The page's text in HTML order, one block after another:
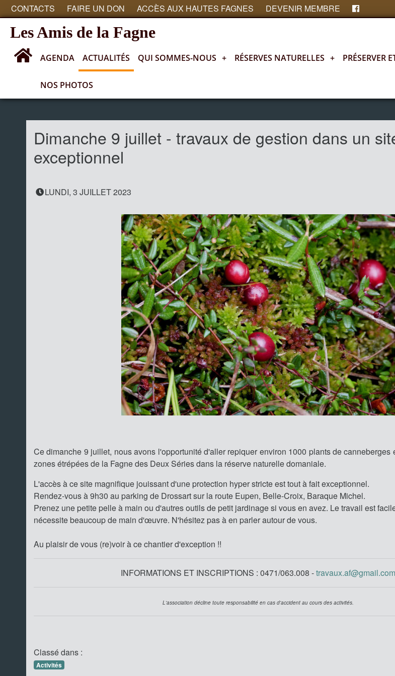
CONTACTS FAIRE UN DON ACCÈS AUX HAUTES FAGNES DEVENIR MEMBRE
Les Amis de la Fagne
AGENDA ACTUALITÉS QUI SOMMES-NOUS + RÉSERVES NATURELLES + PRÉSERVER
NOS PHOTOS
Actualités
Dimanche 9 juillet - travaux de gestion dans un
exceptionnel
LUNDI, 3 JUILLET 2023
Ce dimanche 9 juillet, nous avons l'opportunité d'aller repiquer environ 1000 plants de canneberges
zones étrépées de la Fagne des Deux Séries dans la réserve naturelle domaniale.
L'accès à ce site magnifique jouissant d'une protection hyper stricte est tout à fait exceptionnel.
Rendez-vous à 9h30 au parking de Drossart sur la route Eupen, Belle-Croix, Baraque Michel.
Prenez une petite pelle à main ou d'autres outils de petit jardinage si vous en avez. Le travail est
nécessite beaucoup de main d'œuvre. N'hésitez pas à en parler autour de vous.
Au plaisir de vous (re)voir à ce chantier d'exception !!
INFORMATIONS ET INSCRIPTIONS : 0471/063.008 -travaux.af@gmail.com
L'association décline toute responsabilité en cas d'accident au cours des activités.
Classé dans :
Activités